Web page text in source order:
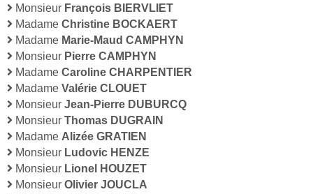
Monsieur François BIERVLIET
Madame Christine BOCKAERT
Madame Marie-Maud CAMPHYN
Monsieur Pierre CAMPHYN
Madame Caroline CHARPENTIER
Madame Valérie CLOUET
Monsieur Jean-Pierre DUBURCQ
Monsieur Thomas DUGRAIN
Madame Alizée GRATIEN
Monsieur Ludovic HENZE
Monsieur Lionel HOUZET
Monsieur Olivier JOUCLA